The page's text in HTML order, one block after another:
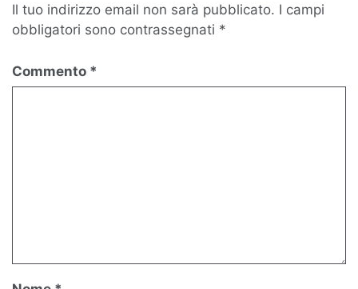
Il tuo indirizzo email non sarà pubblicato. I campi
obbligatori sono contrassegnati *
Commento *